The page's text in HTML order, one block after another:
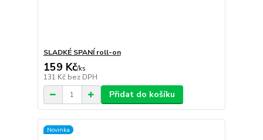
SLADKÉ SPANÍ roll-on
159 Kč/ks
131 Kč bez DPH
Přidat do košíku
Novinka